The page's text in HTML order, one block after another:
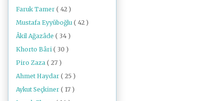
Faruk Tamer ( 42 )
Mustafa Eyyüboğlu ( 42 )
Âkil Ağazâde ( 34 )
Khorto Bâri ( 30 )
Piro Zaza ( 27 )
Ahmet Haydar ( 25 )
Aykut Seçkiner ( 17 )